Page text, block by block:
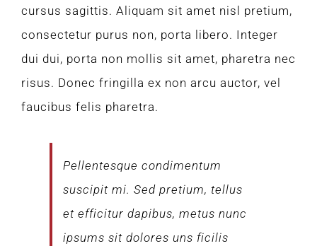
cursus sagittis. Aliquam sit amet nisl pretium,
consectetur purus non, porta libero. Integer
dui dui, porta non mollis sit amet, pharetra nec
risus. Donec fringilla ex non arcu auctor, vel
faucibus felis pharetra.
Pellentesque condimentum
suscipit mi. Sed pretium, tellus
et efficitur dapibus, metus nunc
ipsums sit dolores uns ficilis